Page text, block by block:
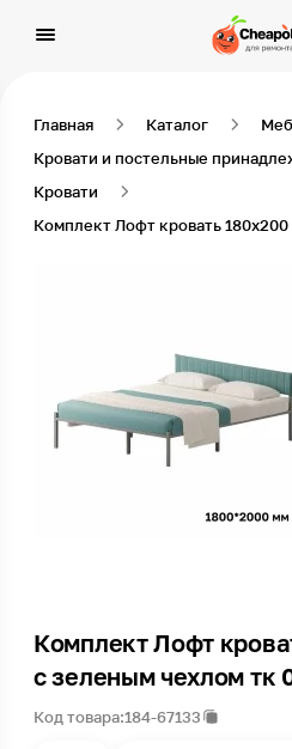
Главная Каталог
Кровати и постельные
Кровати
Комплект Лофт
с зеленым чехлом тк
Код товара:184-67133